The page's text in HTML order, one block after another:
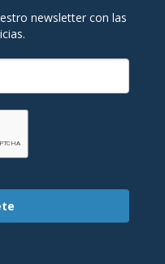
newsletter con las